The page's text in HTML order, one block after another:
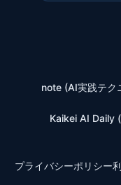
note (AI実践テク
Kaikei AI Daily
プライバシーポリシー